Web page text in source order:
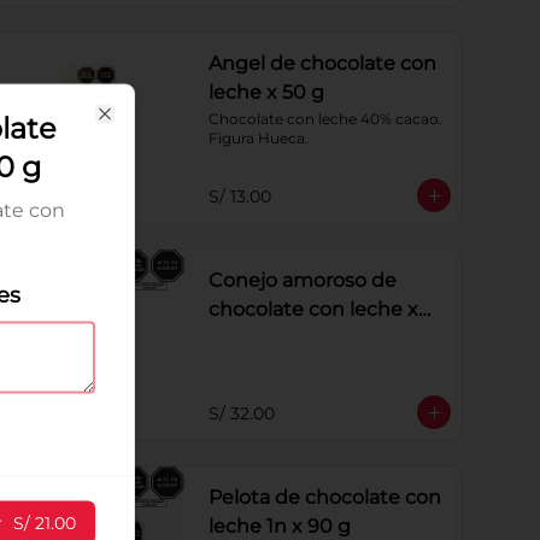
Angel de chocolate con
leche x 50 g
Chocolate con leche 40% cacao.
Figura Hueca.
S/ 13.00
Conejo amoroso de
chocolate con leche x
S/ 32.00
Pelota de chocolate con
leche 1n x 90 g
g
con
S/ 21.00